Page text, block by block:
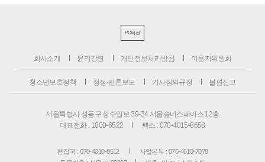
PC버전
회사소개 윤리강령 개인정보처리방침 이용자위원회
청소년보호정책 정정·반론보도 기사심의규정 불편신고
서울특별시 성동구 성수일로 39-34 서울숲더스페이스 12층
대표전화 : 1800-6522
팩스 : 070-4015-8658
편집국 : 070-4010-8512
사업본부 : 070-4010-7078